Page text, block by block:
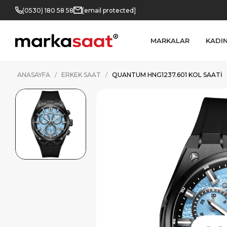
(0530) 180 58 58 [email protected]
MARKALAR
ANASAYFA ERKEK SAAT QUANTUM HNG1237.601 KOL SAATI